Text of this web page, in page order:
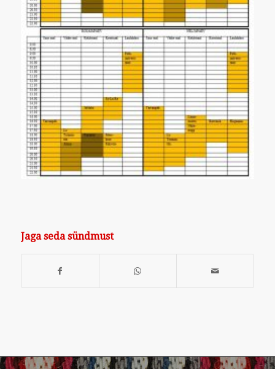
Jaga seda sündmust